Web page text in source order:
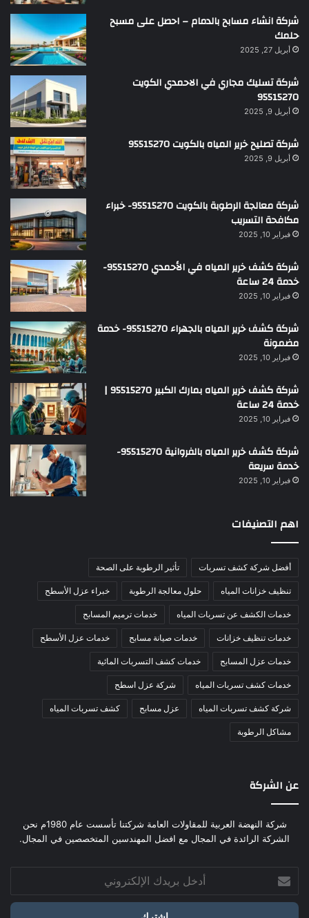
شركة انشاء مسابح بالدمام – احصل على مسبح
حلمك
أبريل 27, 2025
شركة تسليك مجاري في الاحمدي الكويت
95515270
أبريل 9, 2025
شركة تصليح خرير المياه بالكويت 95515270
أبريل 9, 2025
شركة معالجة الرطوبة بالكويت 95515270- خبراء
مكافحة التسريب
فبراير 10, 2025
شركة كشف خرير المياه في الأحمدي 95515270-
خدمة 24 ساعة
فبراير 10, 2025
شركة كشف خرير المياه بالجهراء 95515270- خدمة
مضمونة
فبراير 10, 2025
شركة كشف خرير المياه بمارك الكبير 95515270 |
خدمة 24 ساعة
فبراير 10, 2025
شركة كشف خرير المياه بالفروانية 95515270-
خدمة سريعة
فبراير 10, 2025
اهم التصنيفات
أفضل شركة كشف تسربات تأثير الرطوبة على الصحة
تنظيف خزانات المياه حلول معالجة الرطوبة خبراء عزل الأسطح
خدمات الكشف عن تسربات المياه خدمات ترميم المسابح
خدمات تنظيف خزانات خدمات صيانة مسابح خدمات عزل الأسطح
خدمات عزل المسابح خدمات كشف التسربات المائية
خدمات كشف تسربات المياه شركة عزل اسطح
شركة كشف تسربات المياه عزل مسابح كشف تسربات المياه
مشاكل الرطوبة
عن الشركة
شركة النهضة العربية للمقاولات العامة شركتنا تأسست عام 1980م نحن
الشركة الرائدة في المجال مع افضل المهندسين المتخصصين في المجال.
بريدك
الإلكتروني